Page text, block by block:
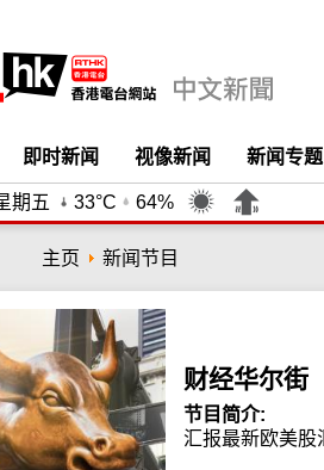
即时新闻 视像新闻 新闻专题
期五 33°C 64%
主页 新闻节目
财经华尔街
节目简介:
汇报最新欧美股